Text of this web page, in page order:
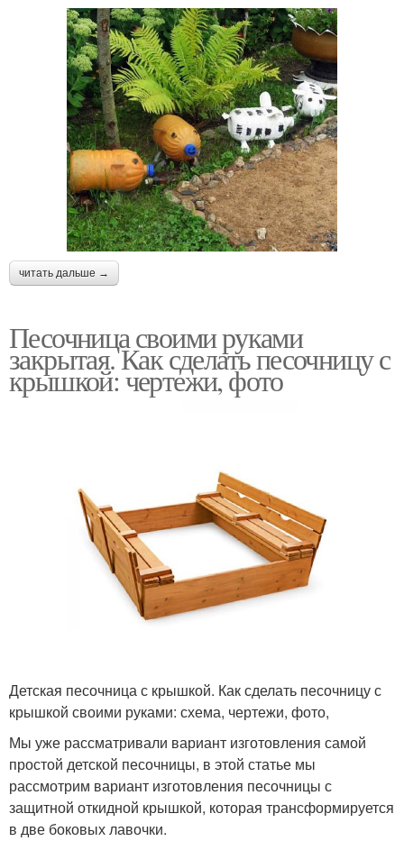
читать дальше →
Песочница своими руками
закрытая. Как сделать песочницу с
крышкой: чертежи, фото
Детская песочница с крышкой. Как сделать песочницу с
крышкой своими руками: схема, чертежи, фото,
Мы уже рассматривали вариант изготовления самой
простой детской песочницы, в этой статье мы
рассмотрим вариант изготовления песочницы с
защитной откидной крышкой, которая трансформируется
в две боковых лавочки.